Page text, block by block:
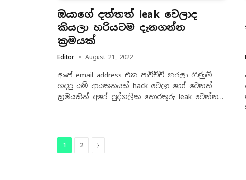
ඔයාගේ දත්තත් leak වෙලාද
කියලා හරියටම දැනගන්න
ක්‍රමයක්
Editor August 21, 2022
අපේ email address එක පාවිච්චි කරලා ගිණුම්
හදපු යම් ආයතනයක් hack වෙලා හෝ වෙනත්
ක්‍රමයකින් අපේ පුද්ගලික තොරතුරු leak වෙන්න…
1 2 Next